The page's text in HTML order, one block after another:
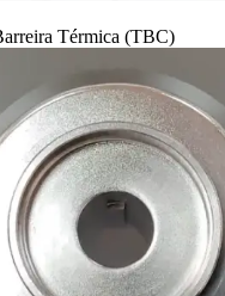
Térmica (TBC)